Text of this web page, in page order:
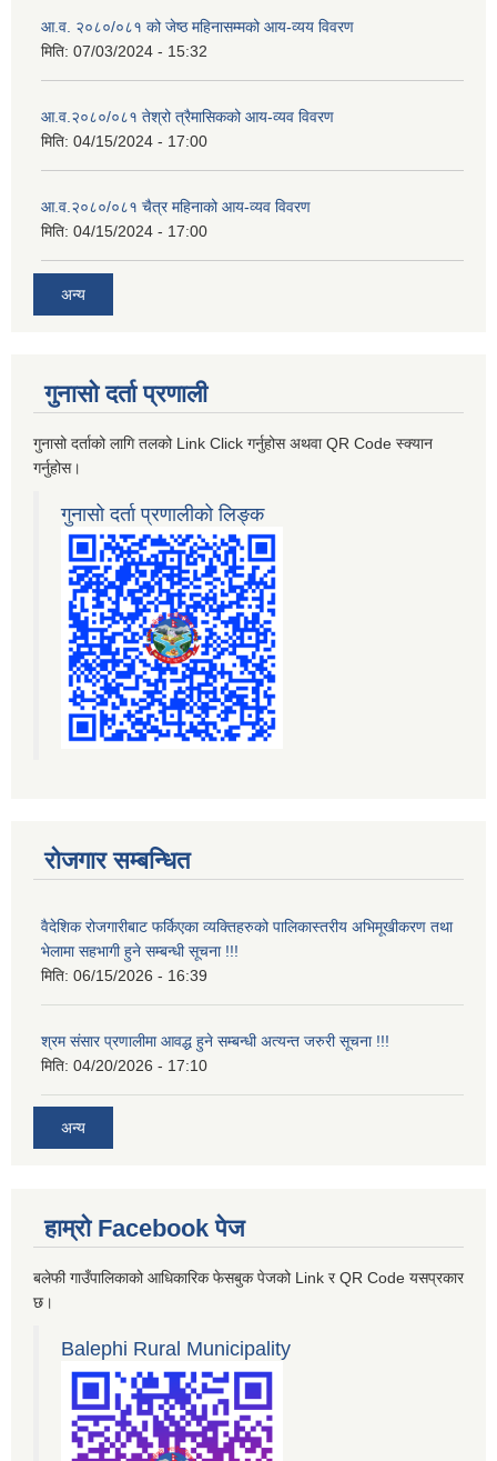
आ.व. २०८०/०८१ को जेष्ठ महिनासम्मको आय-व्यय विवरण
मिति: 07/03/2024 - 15:32
आ.व.२०८०/०८१ तेश्रो त्रैमासिकको आय-व्यव विवरण
मिति: 04/15/2024 - 17:00
आ.व.२०८०/०८१ चैत्र महिनाको आय-व्यव विवरण
मिति: 04/15/2024 - 17:00
अन्य
गुनासो दर्ता प्रणाली
गुनासो दर्ताको लागि तलको Link Click गर्नुहोस अथवा QR Code स्क्यान
गर्नुहोस।
गुनासो दर्ता प्रणालीको लिङ्क
रोजगार सम्बन्धित
वैदेशिक रोजगारीबाट फर्किएका व्यक्तिहरुको पालिकास्तरीय अभिमूखीकरण तथा
भेलामा सहभागी हुने सम्बन्धी सूचना !!!
मिति: 06/15/2026 - 16:39
श्रम संसार प्रणालीमा आवद्ध हुने सम्बन्धी अत्यन्त जरुरी सूचना !!!
मिति: 04/20/2026 - 17:10
अन्य
हाम्रो Facebook पेज
बलेफी गाउँपालिकाको आधिकारिक फेसबुक पेजको Link र QR Code यसप्रकार
छ।
Balephi Rural Municipality